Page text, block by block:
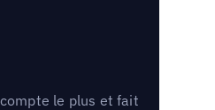
le plus et fait